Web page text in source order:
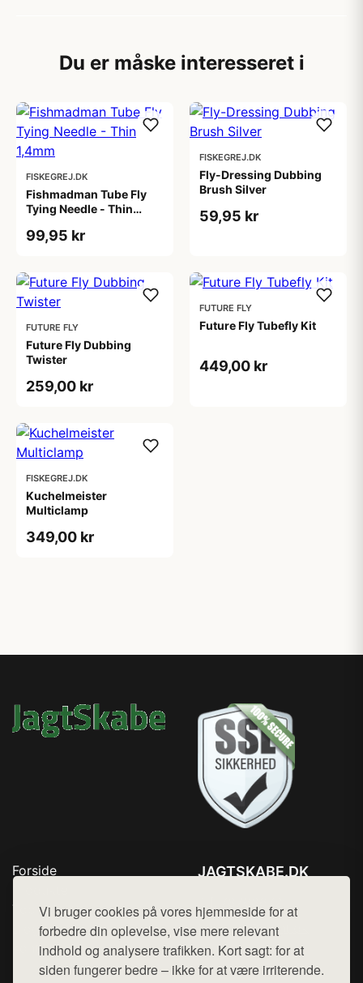
Vi bruger cookies på vores hjemmeside for at
forbedre din oplevelse, vise mere relevant
indhold og analysere trafikken. Kort sagt: for at
siden fungerer bedre – ikke for at være irriterende.
Du er måske interesseret i
FISKEGREJ.DK
Fishmadman Tube Fly
Tying Needle - Thin
99,95 kr
FISKEGREJ.DK
Fly-Dressing Dubbing
Brush Silver
59,95 kr
FUTURE FLY
Future Fly Dubbing
Twister
259,00 kr
FUTURE FLY
Future Fly Tubefly Kit
449,00 kr
FISKEGREJ.DK
Kuchelmeister
Multiclamp
349,00 kr
Forside
Top Rabatter
Blog
Kontakt
JAGTSKABE.DK
Mail: hej@want.dk
Cookie- og privatlivspolitik